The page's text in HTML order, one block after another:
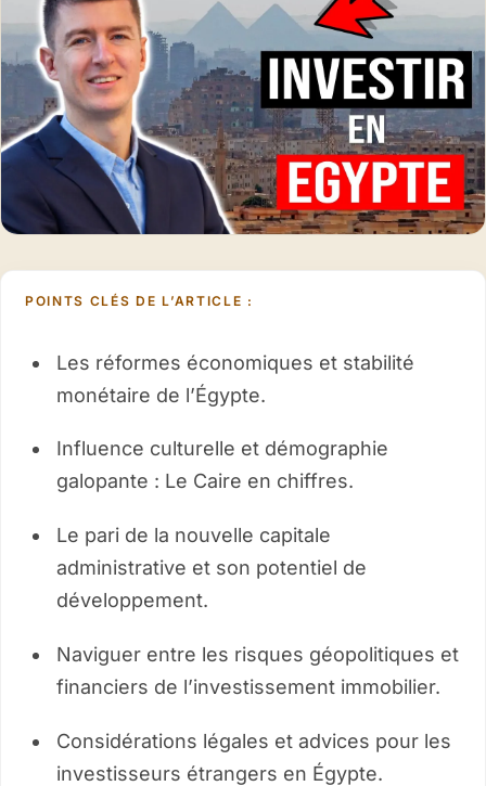
POINTS CLÉS DE L’ARTICLE :
Les réformes économiques et stabilité
monétaire de l’Égypte.
Influence culturelle et démographie
galopante : Le Caire en chiffres.
Le pari de la nouvelle capitale
administrative et son potentiel de
développement.
Naviguer entre les risques géopolitiques et
financiers de l’investissement immobilier.
Considérations légales et advices pour les
investisseurs étrangers en Égypte.